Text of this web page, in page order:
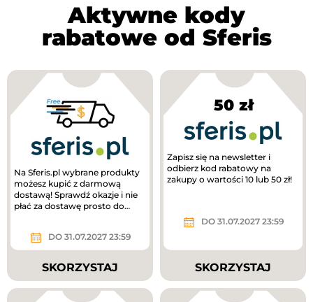
Aktywne kody
rabatowe od Sferis
Na Sferis.pl wybrane produkty
możesz kupić z darmową
dostawą! Sprawdź okazje i nie
płać za dostawę prosto do
DO 31.07.2027 23:59
SKORZYSTAJ
50 zł
Zapisz się na newsletter i
odbierz kod rabatowy na
zakupy o wartości 10 lub 50 zł!
DO 31.07.2027 23:59
SKORZYSTAJ